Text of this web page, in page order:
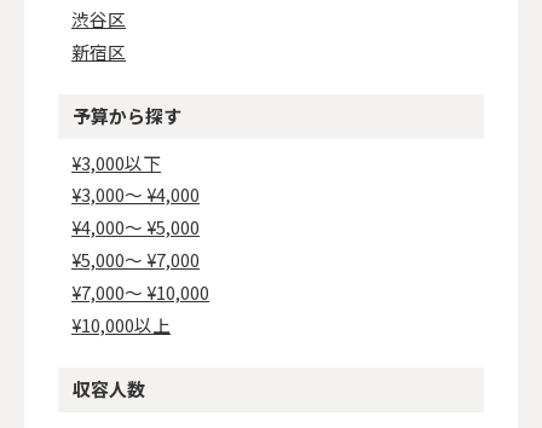
渋谷区
新宿区
予算から探す
¥3,000以下
¥3,000〜 ¥4,000
¥4,000〜 ¥5,000
¥5,000〜 ¥7,000
¥7,000〜 ¥10,000
¥10,000以上
収容人数